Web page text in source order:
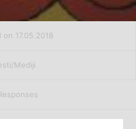
on 17.05.2018
Mediji